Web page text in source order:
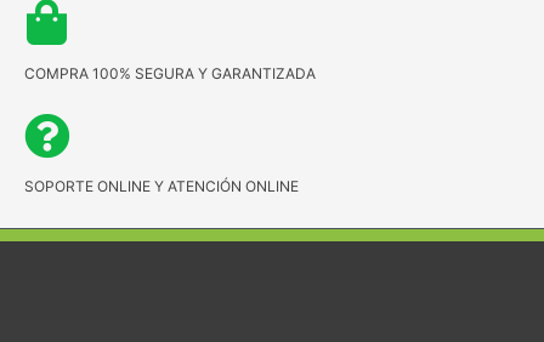
COMPRA 100% SEGURA Y GARANTIZADA
SOPORTE ONLINE Y ATENCIÓN ONLINE